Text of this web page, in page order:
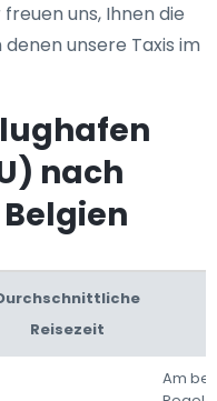
uns, Ihnen die
unsere Taxis im
nach
Reisezeit
Am